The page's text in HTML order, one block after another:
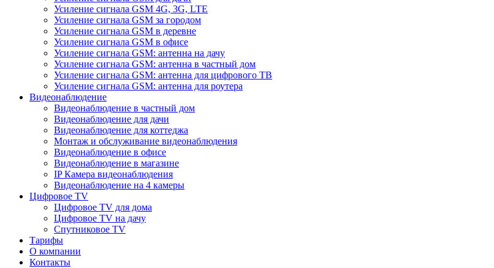
Усиление сигнала GSM 4G, 3G, LTE
Усиление сигнала GSM за городом
Усиление сигнала GSM в деревне
Усиление сигнала GSM в офисе
Усиление сигнала GSM: антенна на дачу
Усиление сигнала GSM: антенна в частный дом
Усиление сигнала GSM: антенна для цифрового ТВ
Усиление сигнала GSM: антенна для роутера
Видеонаблюдение
Видеонаблюдение в частный дом
Видеонаблюдение для дачи
Видеонаблюдение для коттеджа
Монтаж и обслуживание видеонаблюдения
Видеонаблюдение в офисе
Видеонаблюдение в магазине
IP Камера видеонаблюдения
Видеонаблюдение на 4 камеры
Цифровое TV
Цифровое TV для дома
Цифровое TV на дачу
Спутниковое TV
Тарифы
О компании
Контакты